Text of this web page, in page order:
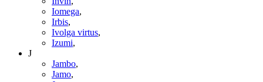
Iomega,
Irbis,
Ivolga virtus,
Izumi,
J
Jambo,
Jamo,